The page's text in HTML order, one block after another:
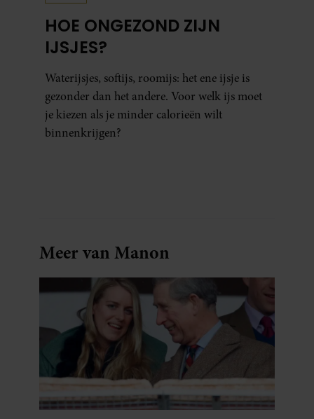
HOE ONGEZOND ZIJN
IJSJES?
Waterijsjes, softijs, roomijs: het ene ijsje is
gezonder dan het andere. Voor welk ijs moet
je kiezen als je minder calorieën wilt
binnenkrijgen?
Meer van Manon